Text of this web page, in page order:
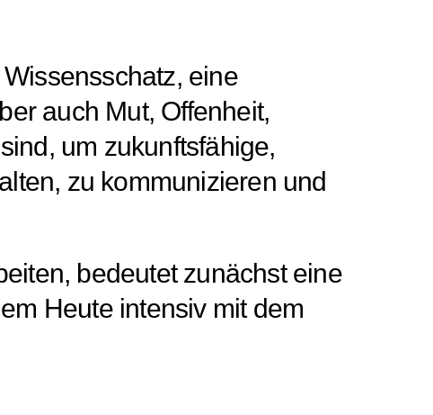
eine
auch Mut, Offenheit,
um zukunftsfähige,
zu kommunizieren und
bedeutet zunächst eine
Heute intensiv mit dem